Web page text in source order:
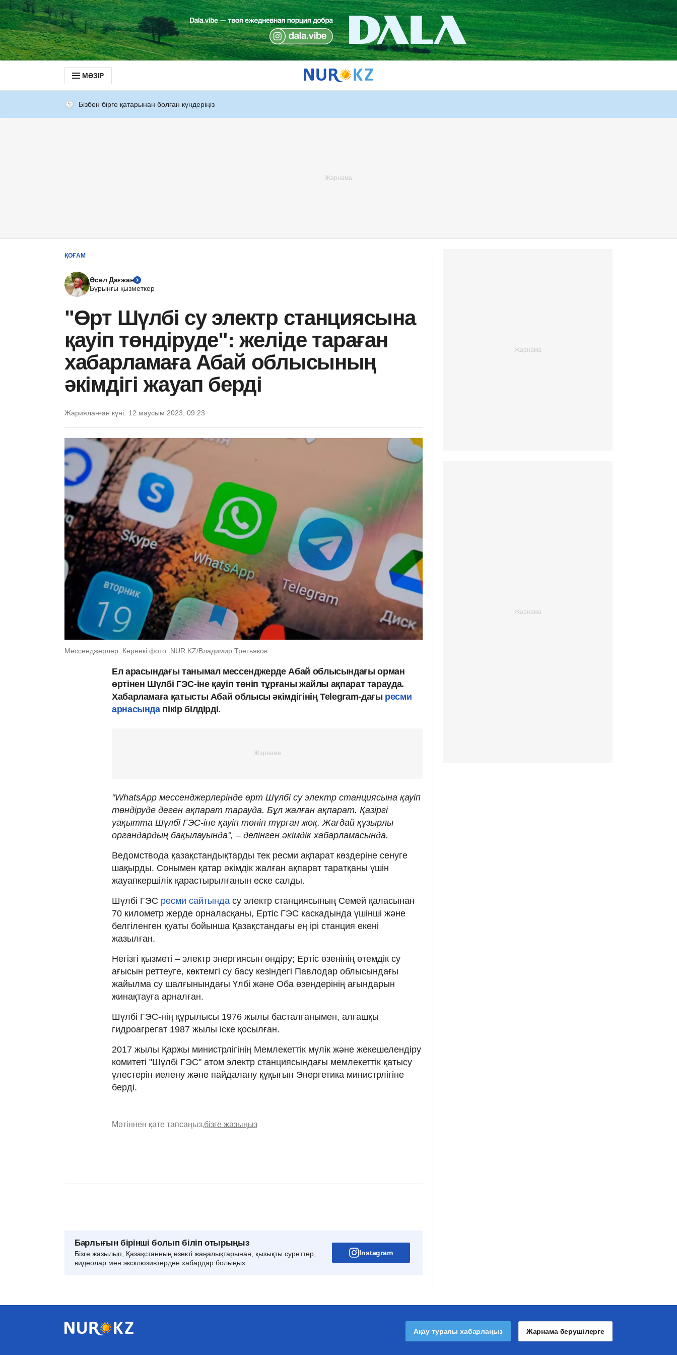
МӘЗІР
Бізбен бірге қатарынан болған күндеріңіз
ҚОҒАМ
Әсел Дағжан
Бұрынғы қызметкер
"Өрт Шүлбі су электр станциясына
қауіп төндіруде": желіде тараған
хабарламаға Абай облысының
әкімдігі жауап берді
Жарияланған күні: 12 маусым 2023, 09:23
Мессенджерлер. Көрнекі фото: NUR.KZ/Владимир Третьяков
Ел арасындағы танымал мессенджерде Абай облысындағы орман
өртінен Шүлбі ГЭС-іне қауіп төніп тұрғаны жайлы ақпарат тарауда.
Хабарламаға қатысты Абай облысы әкімдігінің Telegram-дағы ресми
арнасындапікір білдірді.
"WhatsApp мессенджерлерінде өрт Шүлбі су электр станциясына қауіп
төндіруде деген ақпарат тарауда. Бұл жалған ақпарат. Қазіргі
уақытта Шүлбі ГЭС-іне қауіп төніп тұрған жоқ. Жағдай құзырлы
органдардың бақылауында", – делінген әкімдік хабарламасында.
Ведомствода қазақстандықтарды тек ресми ақпарат көздеріне сенуге
шақырды. Сонымен қатар әкімдік жалған ақпарат таратқаны үшін
жауапкершілік қарастырылғанын еске салды.
Шүлбі ГЭС ресми сайтында су электр станциясының Семей қаласынан
70 километр жерде орналасқаны, Ертіс ГЭС каскадында үшінші және
белгіленген қуаты бойынша Қазақстандағы ең ірі станция екені
жазылған.
Негізгі қызметі – электр энергиясын өндіру; Ертіс өзенінің өтемдік су
ағысын реттеуге, көктемгі су басу кезіндегі Павлодар облысындағы
жайылма су шалғынындағы Үлбі және Оба өзендерінің ағындарын
жинақтауға арналған.
Шүлбі ГЭС-нің құрылысы 1976 жылы басталғанымен, алғашқы
гидроагрегат 1987 жылы іске қосылған.
2017 жылы Қаржы министрлігінің Мемлекеттік мүлік және жекешелендіру
комитеті "Шүлбі ГЭС" атом электр станциясындағы мемлекеттік қатысу
үлестерін иелену және пайдалану құқығын Энергетика министрлігіне
берді.
Мәтіннен қате тапсаңыз,бізге жазыңыз
Барлығын бірінші болып біліп отырыңыз
Бізге жазылып, Қазақстанның өзекті жаңалықтарынан, қызықты суреттер,
видеолар мен эксклюзивтерден хабардар болыңыз.
Instagram
Ақау туралы хабарлаңыз Жарнама берушілерге